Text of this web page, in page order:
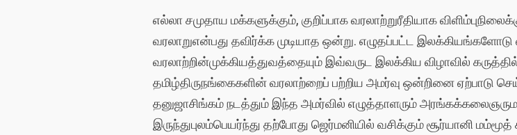
எல்லாசமுதாய மக்களுக்கும்,குறிப்பாகவரலாற்றுரீதியாக
வரலாறுஎன்பது தவிர்க்கமுடியாத ஒன்று.எழுதப்பட்ட இலக்கியங்களோடு
வரலாற்றின்முக்கியத்துவத்தையும் இவ்வருட இலக்கிய விழாவில்
தமிழ்திருநங்கைகளின்வரலாற்றைப் பற்றிய அமர்வு ஒன்றினைஏற்பாடு
தனுஜாசிங்கம்நடத்தும் இந்த அமர்வில் எழுத்தாளரும்
இருந்துபுலம்பெயர்ந்து தற்போது ஜெர்மனியில் வசிக்கும்சூர்யானி மம்மூத்